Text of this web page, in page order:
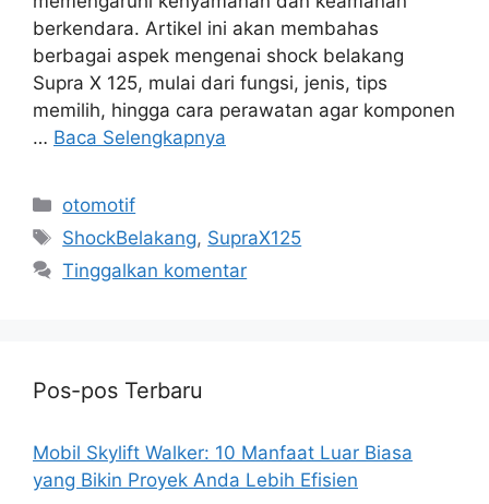
berkendara. Artikel ini akan membahas
berbagai aspek mengenai shock belakang
Supra X 125, mulai dari fungsi, jenis, tips
memilih, hingga cara perawatan agar komponen
… Baca Selengkapnya
Kategori
otomotif
Tag
ShockBelakang, SupraX125
Tinggalkan komentar
Pos-pos Terbaru
Mobil Skylift Walker: 10 Manfaat Luar Biasa
yang Bikin Proyek Anda Lebih Efisien